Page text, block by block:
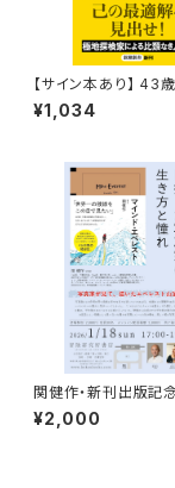
【サイン本あり】 43
¥1,034
関健作・新刊出版記
ベント録画視聴権
¥2,000